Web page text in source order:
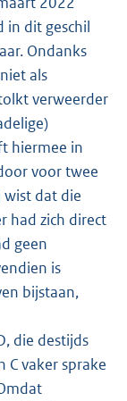
in dit geschil
Ondanks
als
verweerder
hiermee in
voor twee
dat die
had zich direct
geen
is
bijstaan,
die destijds
C vaker sprake